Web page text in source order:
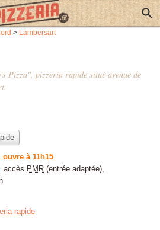
> Lambersart
Pizza", pizzeria rapide situé avenue de
ouvre à 11h15
accès PMR (entrée adaptée),
rapide